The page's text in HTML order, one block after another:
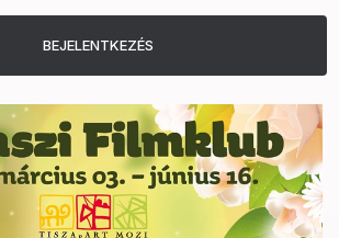
BEJELENTKEZÉS